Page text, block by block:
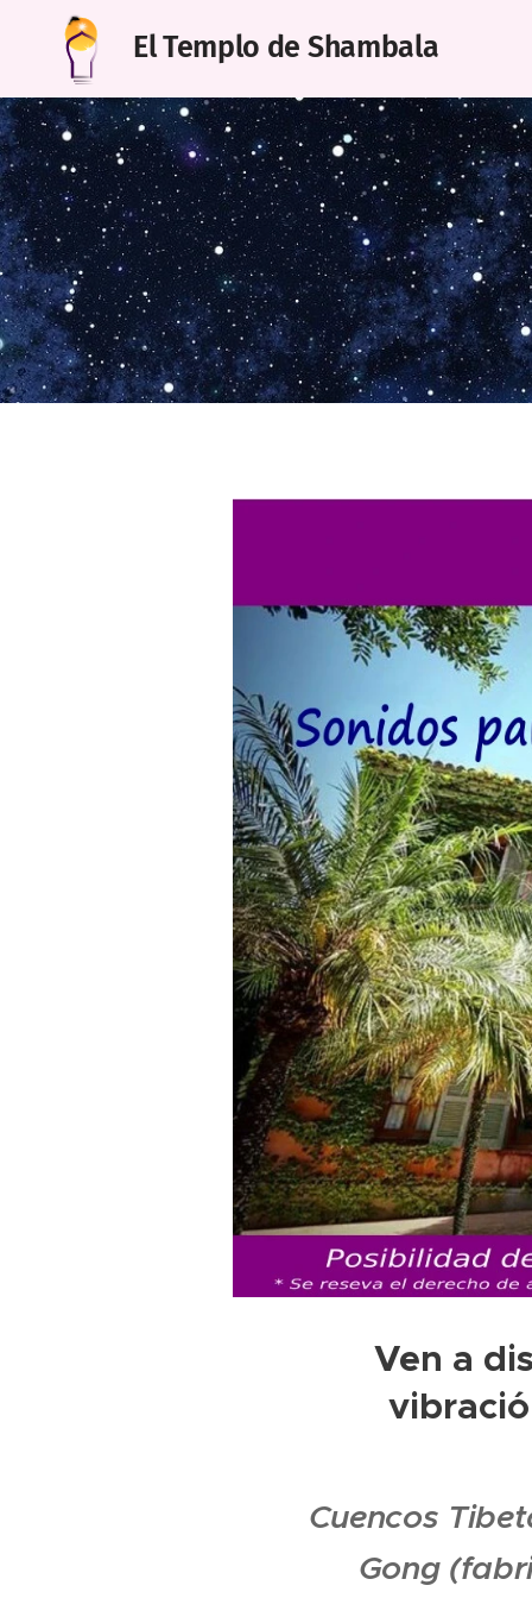
El Templo de Shambala
Ven a
Cuencos
Gong